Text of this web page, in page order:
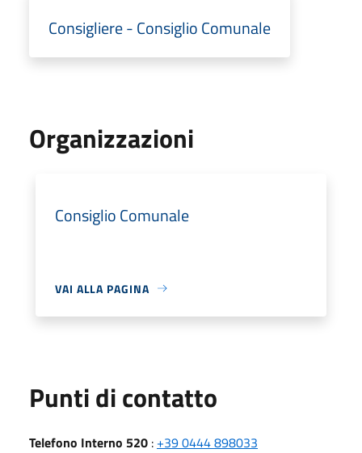
Consigliere - Consiglio Comunale
Organizzazioni
Consiglio Comunale
VAI ALLA PAGINA
Punti di contatto
Telefono Interno 520 : +39 0444 898033